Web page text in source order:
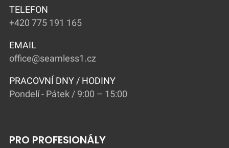
TELEFON
+420 775 191 165
EMAIL
office@seamless1.cz
PRACOVNÍ DNY / HODINY
Pondelí - Pátek / 9:00 – 15:00
PRO PROFESIONÁLY